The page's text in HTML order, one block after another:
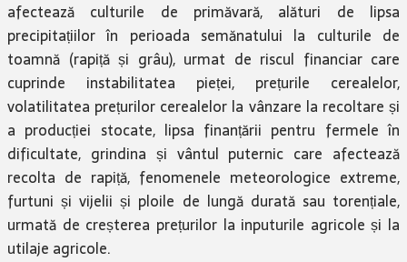
afectează culturile de primăvară, alături de lipsa
precipitațiilor în perioada semănatului la culturile de
toamnă (rapiță și grâu), urmat de riscul financiar care
cuprinde instabilitatea pieței, prețurile cerealelor,
volatilitatea prețurilor cerealelor la vânzare la recoltare și
a producției stocate, lipsa finanțării pentru fermele în
dificultate, grindina și vântul puternic care afectează
recolta de rapiță, fenomenele meteorologice extreme,
furtuni și vijelii și ploile de lungă durată sau torențiale,
urmată de creșterea prețurilor la inputurile agricole și la
utilaje agricole.